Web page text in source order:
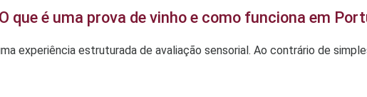
O que é uma prova de vinho e como funciona em
experiência estruturada de avaliação sensorial. Ao contrário de